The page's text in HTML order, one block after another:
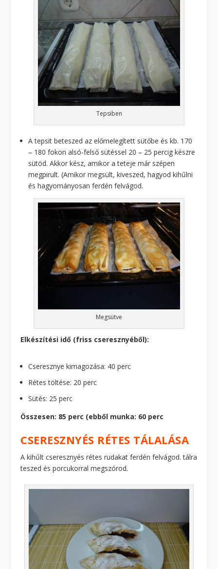
Tepsiben
A tepsit beteszed az előmelegített sütőbe és kb. 170
– 180 fokon alsó-felső sütéssel 20 – 25 percig készre
sütöd. Akkor kész, amikor a teteje már szépen
megpirult. (Amikor megsült, kiveszed, hagyod kihűlni
és hagyományosan ferdén felvágod.
Megsütve
Elkészítési idő (friss cseresznyéből):
Cseresznye kimagozása: 40 perc
Rétes töltése: 20 perc
Sütés: 25 perc
Összesen: 85 perc (ebből munka: 60 perc
CSERESZNYÉS RÉTES TÁLALÁSA
A kihűlt cseresznyés rétes rudakat ferdén felvágod. tálra
teszed és porcukorral megszórod.